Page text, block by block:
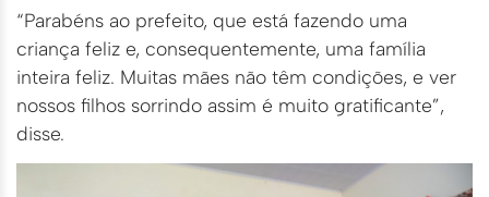
“Parabéns ao prefeito, que está fazendo uma
criança feliz e, consequentemente, uma família
inteira feliz. Muitas mães não têm condições, e ver
nossos filhos sorrindo assim é muito gratificante”,
disse.